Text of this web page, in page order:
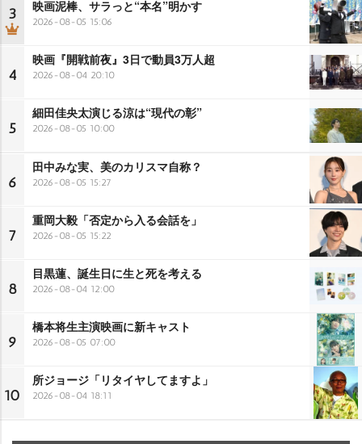
3 映画泥棒、サラっと“本名”明かす
2026-08-05 15:06
4
映画『開戦前夜』3日で動員3万人超
2026-08-04 20:10
5
細田佳央太演じる涼は“現代の彰”
2026-08-05 10:00
6
田中みな実、美のカリスマ自称？
2026-08-05 15:27
7
重岡大毅「否定から入る会話を」
2026-08-05 15:22
8
目黒蓮、誕生日に生と死を考える
2026-08-04 12:00
9
橋本将生主演映画に新キャスト
2026-08-05 07:00
10
所ジョージ「リタイヤしてますよ」
2026-08-04 18:11